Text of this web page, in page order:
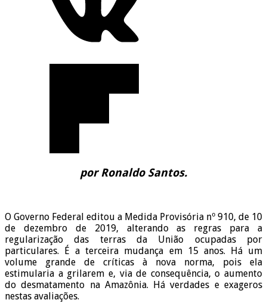
por Ronaldo Santos.
O Governo Federal editou a Medida Provisória nº 910, de 10
de dezembro de 2019, alterando as regras para a
regularização das terras da União ocupadas por
particulares. É a terceira mudança em 15 anos. Há um
volume grande de críticas à nova norma, pois ela
estimularia a grilarem e, via de consequência, o aumento
do desmatamento na Amazônia. Há verdades e exageros
nestas avaliações.